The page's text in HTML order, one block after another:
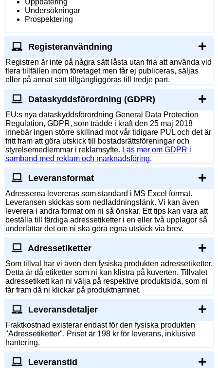
Uppdatering
Undersökningar
Prospektering
Registeranvändning
Registren är inte på några sätt låsta utan fria att använda vid
flera tillfällen inom företaget men får ej publiceras, säljas
eller på annat sätt tillgängliggöras till tredje part.
Dataskyddsförordning (GDPR)
EU:s nya dataskyddsförordning General Data Protection
Regulation, GDPR, som trädde i kraft den 25 maj 2018
innebär ingen större skillnad mot vår tidigare PUL och det är
fritt fram att göra utskick till bostadsrättsföreningar och
styrelsemedlemmar i reklamsyfte. Läs mer om GDPR i
samband med reklam och marknadsföring.
Leveransformat
Adresserna levereras som standard i MS Excel format.
Leveransen skickas som nedladdningslänk. Vi kan även
leverera i andra format om ni så önskar. Ett tips kan vara att
beställa till färdiga adressetiketter i en eller två upplagor så
underlättar det om ni ska göra egna utskick via brev.
Adressetiketter
Som tillval har vi även den fysiska produkten adressetiketter.
Detta är då etiketter som ni kan klistra på kuverten. Tillvalet
adressetikett kan ni välja på respektive produktsida, som ni
får fram då ni klickar på produktnamnet.
Leveransdetaljer
Fraktkostnad existerar endast för den fysiska produkten
"Adressetiketter". Priset är 198 kr för leverans, inklusive
hantering.
Leveranstid